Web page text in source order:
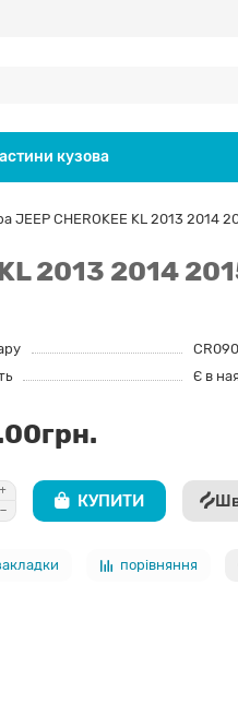
кузова
JEEP CHEROKEE KL 2013 2014
2013 2014
Є в
КУПИТИ
порівняння